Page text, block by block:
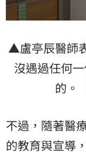
▲盧亭辰醫師
沒遇過任何
的。
不過，隨著醫
的教育與宣導